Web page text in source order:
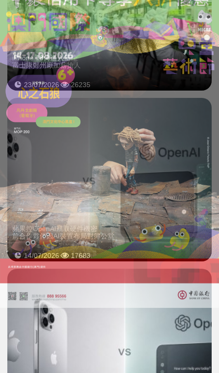
iPhone 18傳進入量產
富士康鄭州廠加薪搶人
23/07/2026 26235
蘋果控OpenAI竊取硬件機密
前合作夥伴因AI裝置布局對簿公堂
14/07/2026 17683